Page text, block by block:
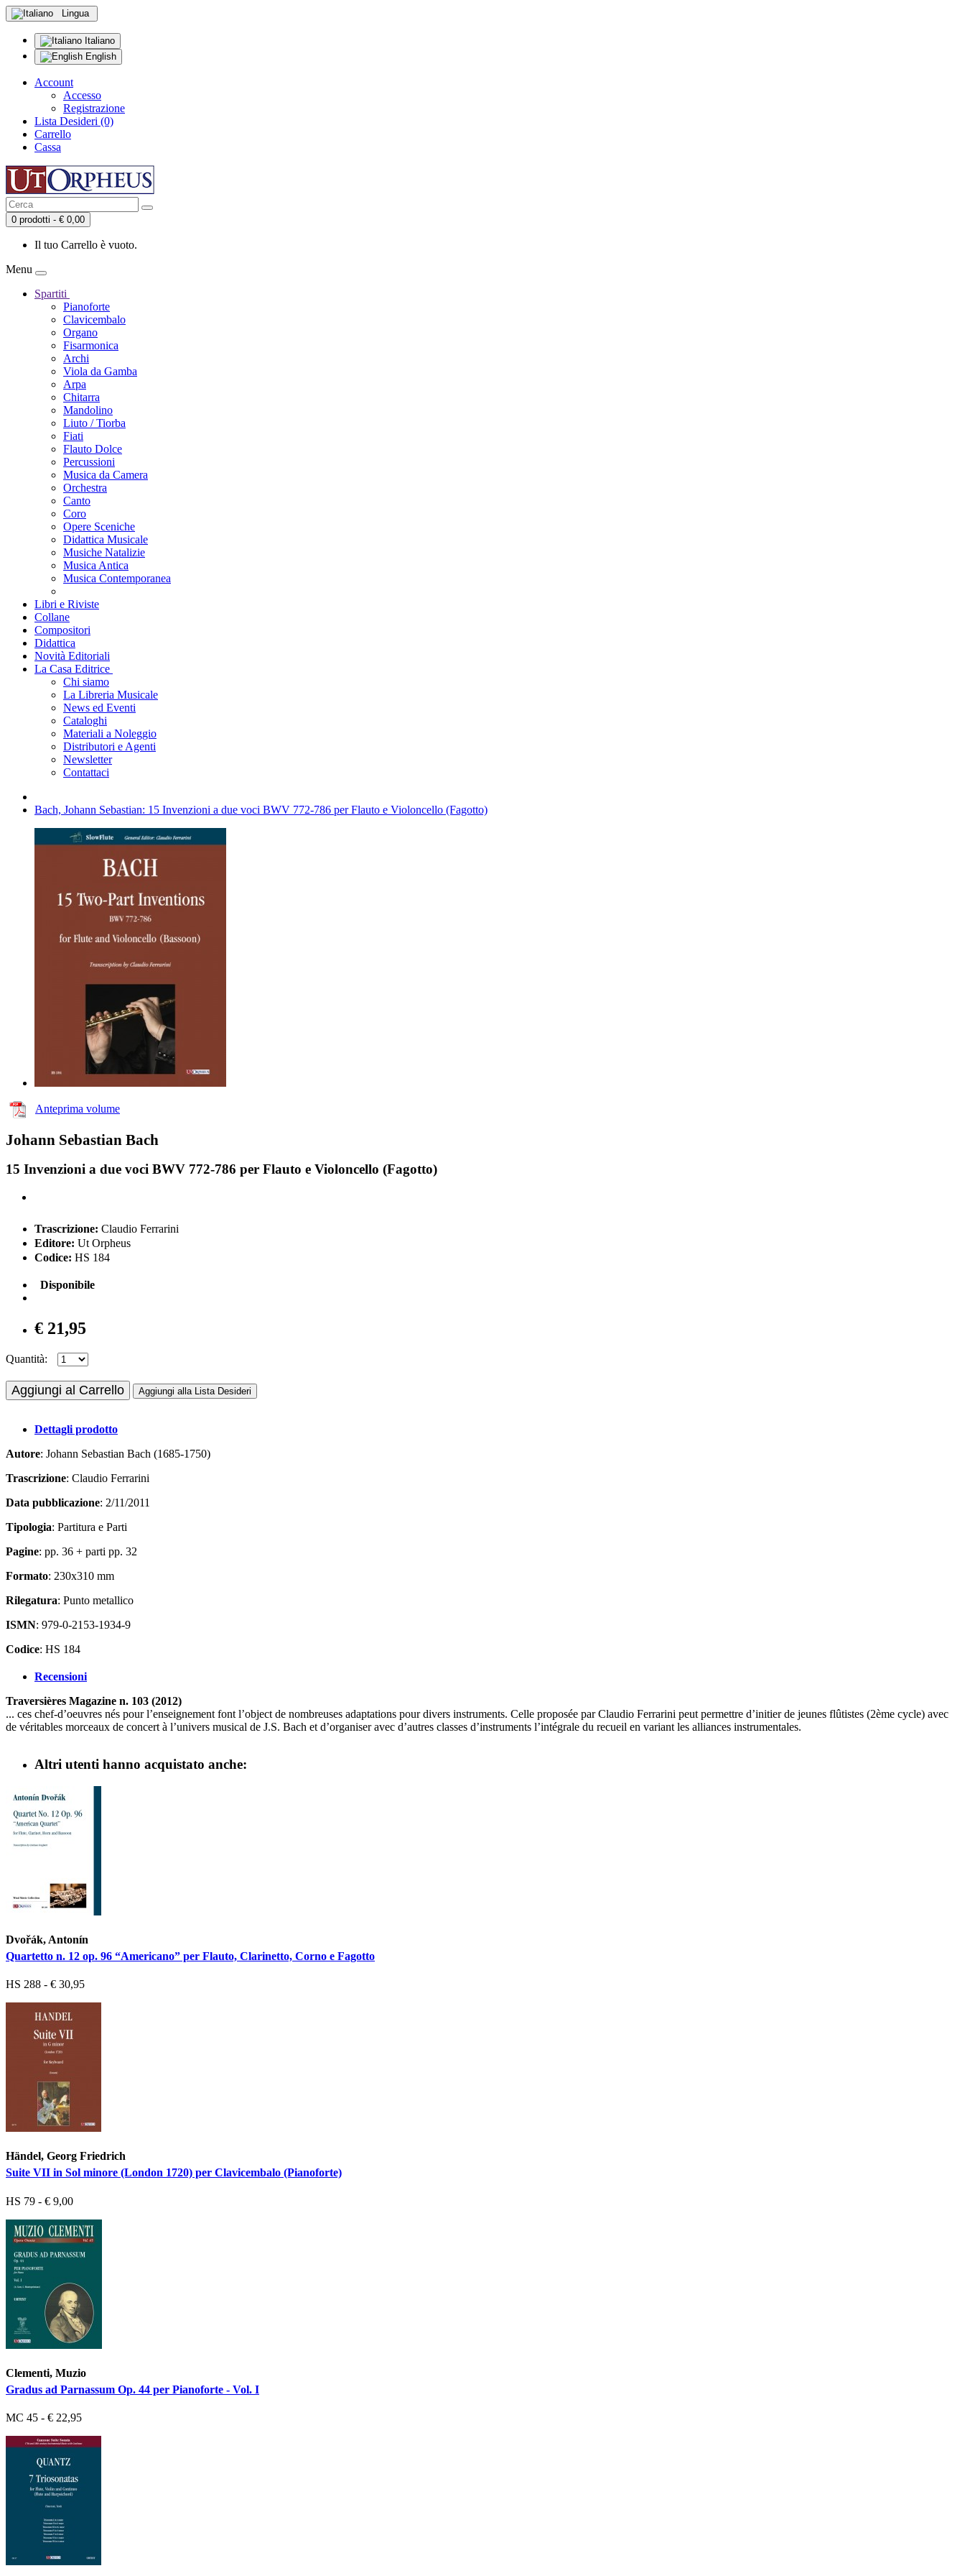
Lingua
Italiano
English
Account
Accesso
Registrazione
Lista Desideri (0)
Carrello
Cassa
0 prodotti - € 0,00
Il tuo Carrello è vuoto.
Menu
Spartiti
Pianoforte
Clavicembalo
Organo
Fisarmonica
Archi
Viola da Gamba
Arpa
Chitarra
Mandolino
Liuto / Tiorba
Fiati
Flauto Dolce
Percussioni
Musica da Camera
Orchestra
Canto
Coro
Opere Sceniche
Didattica Musicale
Musiche Natalizie
Musica Antica
Musica Contemporanea
Libri e Riviste
Collane
Compositori
Didattica
Novità Editoriali
La Casa Editrice
Chi siamo
La Libreria Musicale
News ed Eventi
Cataloghi
Materiali a Noleggio
Distributori e Agenti
Newsletter
Contattaci
Bach, Johann Sebastian: 15 Invenzioni a due voci BWV 772-786 per Flauto e Violoncello (Fagotto)
Anteprima volume
Johann Sebastian Bach
15 Invenzioni a due voci BWV 772-786 per Flauto e Violoncello (Fagotto)
Trascrizione: Claudio Ferrarini
Editore: Ut Orpheus
Codice: HS 184
Disponibile
€ 21,95
Quantità:
Aggiungi al Carrello Aggiungi alla Lista Desideri
Dettagli prodotto
Autore: Johann Sebastian Bach (1685-1750)
Trascrizione: Claudio Ferrarini
Data pubblicazione: 2/11/2011
Tipologia: Partitura e Parti
Pagine: pp. 36 + parti pp. 32
Formato: 230x310 mm
Rilegatura: Punto metallico
ISMN: 979-0-2153-1934-9
Codice: HS 184
Recensioni
Traversières Magazine n. 103 (2012)
... ces chef-d’oeuvres nés pour l’enseignement font l’object de nombreuses adaptations pour divers instruments. Celle proposée par Claudio Ferrarini peut permettre d’initier de jeunes flûtistes (2ème cycle) avec
de véritables morceaux de concert à l’univers musical de J.S. Bach et d’organiser avec d’autres classes d’instruments l’intégrale du recueil en variant les alliances instrumentales.
Altri utenti hanno acquistato anche:
Dvořák, Antonín
Quartetto n. 12 op. 96 “Americano” per Flauto, Clarinetto, Corno e Fagotto
HS 288 - € 30,95
Händel, Georg Friedrich
Suite VII in Sol minore (London 1720) per Clavicembalo (Pianoforte)
HS 79 - € 9,00
Clementi, Muzio
Gradus ad Parnassum Op. 44 per Pianoforte - Vol. I
MC 45 - € 22,95